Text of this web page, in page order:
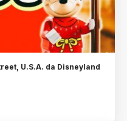
U.S.A. da Disneyland